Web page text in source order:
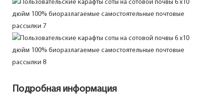
Подробная информация